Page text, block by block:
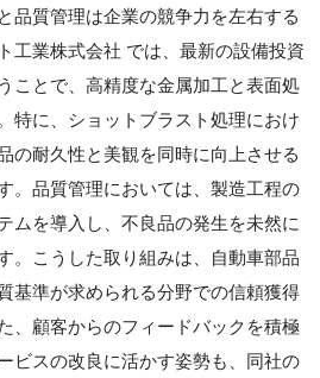
品質管理は企業の競争力を左右する
工業株式会社 では、最新の設備投資
ことで、高精度な金属加工と表面処
特に、ショットブラスト処理におけ
の耐久性と美観を同時に向上させる
。品質管理においては、製造工程の
ムを導入し、不良品の発生を未然に
。こうした取り組みは、自動車部品
基準が求められる分野での信頼獲得
、顧客からのフィードバックを積極
ビスの改良に活かす姿勢も、同社の